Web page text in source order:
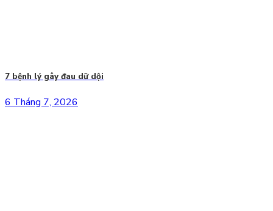
7 bệnh lý gây đau dữ dội
6 Tháng 7, 2026